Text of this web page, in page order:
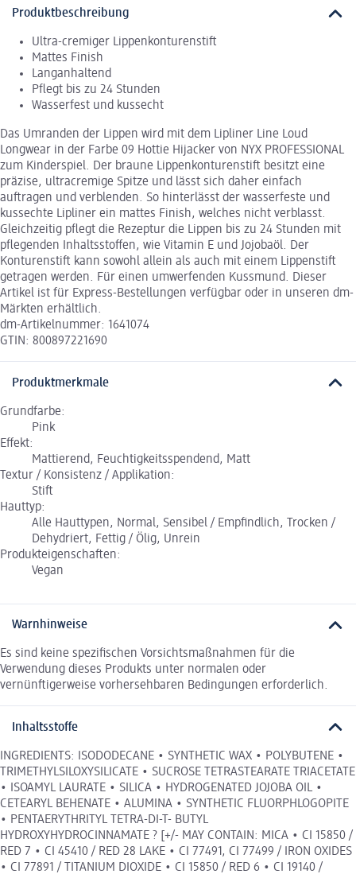
Produktbeschreibung
Ultra-cremiger Lippenkonturenstift
Mattes Finish
Langanhaltend
Pflegt bis zu 24 Stunden
Wasserfest und kussecht
Das Umranden der Lippen wird mit dem Lipliner Line Loud
Longwear in der Farbe 09 Hottie Hijacker von NYX PROFESSIONAL
zum Kinderspiel. Der braune Lippenkonturenstift besitzt eine
präzise, ultracremige Spitze und lässt sich daher einfach
auftragen und verblenden. So hinterlässt der wasserfeste und
kussechte Lipliner ein mattes Finish, welches nicht verblasst.
Gleichzeitig pflegt die Rezeptur die Lippen bis zu 24 Stunden mit
pflegenden Inhaltsstoffen, wie Vitamin E und Jojobaöl. Der
Konturenstift kann sowohl allein als auch mit einem Lippenstift
getragen werden. Für einen umwerfenden Kussmund. Dieser
Artikel ist für Express-Bestellungen verfügbar oder in unseren dm-
Märkten erhältlich.
dm-Artikelnummer: 1641074
GTIN: 800897221690
Produktmerkmale
Grundfarbe:
Pink
Effekt:
Mattierend, Feuchtigkeitsspendend, Matt
Textur / Konsistenz / Applikation:
Stift
Hauttyp:
Alle Hauttypen, Normal, Sensibel / Empfindlich, Trocken /
Dehydriert, Fettig / Ölig, Unrein
Produkteigenschaften:
Vegan
Warnhinweise
Es sind keine spezifischen Vorsichtsmaßnahmen für die
Verwendung dieses Produkts unter normalen oder
vernünftigerweise vorhersehbaren Bedingungen erforderlich.
Inhaltsstoffe
INGREDIENTS: ISODODECANE • SYNTHETIC WAX • POLYBUTENE •
TRIMETHYLSILOXYSILICATE • SUCROSE TETRASTEARATE TRIACETATE
• ISOAMYL LAURATE • SILICA • HYDROGENATED JOJOBA OIL •
CETEARYL BEHENATE • ALUMINA • SYNTHETIC FLUORPHLOGOPITE
• PENTAERYTHRITYL TETRA-DI-T- BUTYL
HYDROXYHYDROCINNAMATE ? [+/- MAY CONTAIN: MICA • CI 15850 /
RED 7 • CI 45410 / RED 28 LAKE • CI 77491, CI 77499 / IRON OXIDES
• CI 77891 / TITANIUM DIOXIDE • CI 15850 / RED 6 • CI 19140 /